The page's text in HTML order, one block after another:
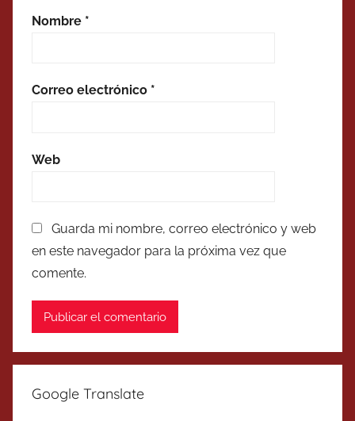
Nombre *
Correo electrónico *
Web
Guarda mi nombre, correo electrónico y web
en este navegador para la próxima vez que
comente.
Google Translate